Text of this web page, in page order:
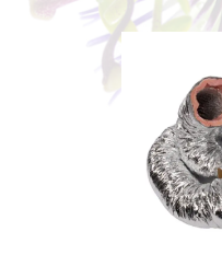
Bildergalerie überspringen